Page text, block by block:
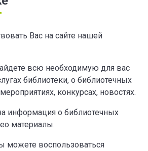
Вас на сайте нашей
всю необходимую для вас
библиотеки, о библиотечных
конкурсах, новостях.
информация о библиотечных
материалы.
можете воспользоваться